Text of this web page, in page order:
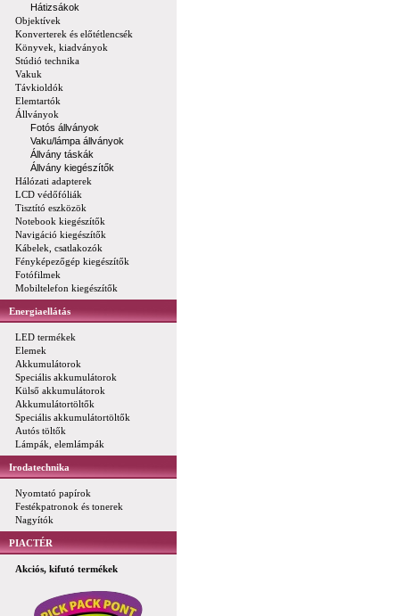
Hátizsákok
Objektívek
Konverterek és előtétlencsék
Könyvek, kiadványok
Stúdió technika
Vakuk
Távkioldók
Elemtartók
Állványok
Fotós állványok
Vaku/lámpa állványok
Állvány táskák
Állvány kiegészítők
Hálózati adapterek
LCD védőfóliák
Tisztító eszközök
Notebook kiegészítők
Navigáció kiegészítők
Kábelek, csatlakozók
Fényképezőgép kiegészítők
Fotófilmek
Mobiltelefon kiegészítők
Energiaellátás
LED termékek
Elemek
Akkumulátorok
Speciális akkumulátorok
Külső akkumulátorok
Akkumulátortöltők
Speciális akkumulátortöltők
Autós töltők
Lámpák, elemlámpák
Irodatechnika
Nyomtató papírok
Festékpatronok és tonerek
Nagyítók
PIACTÉR
Akciós, kifutó termékek